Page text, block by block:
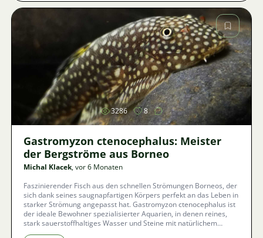
Bild
3286 8
Gastromyzon ctenocephalus: Meister
der Bergströme aus Borneo
Michal Klacek, vor 6 Monaten
Faszinierender Fisch aus den schnellen Strömungen Borneos, der
sich dank seines saugnapfartigen Körpers perfekt an das Leben in
starker Strömung angepasst hat. Gastromyzon ctenocephalus ist
der ideale Bewohner spezialisierter Aquarien, in denen reines,
stark sauerstoffhaltiges Wasser und Steine mit natürlichem
Algenbewuchs dominieren.